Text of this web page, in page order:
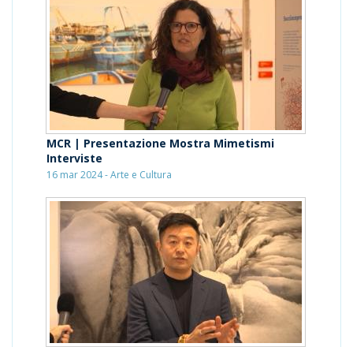
MCR | Presentazione Mostra Mimetismi
Interviste
16 mar 2024 - Arte e Cultura